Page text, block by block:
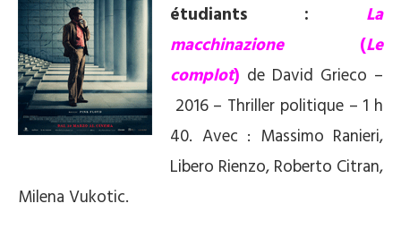
étudiants : La
macchinazione(Le
complot) de David Grieco –
2016 – Thriller politique – 1 h
40. Avec : Massimo Ranieri,
Libero Rienzo, Roberto Citran,
Milena Vukotic.